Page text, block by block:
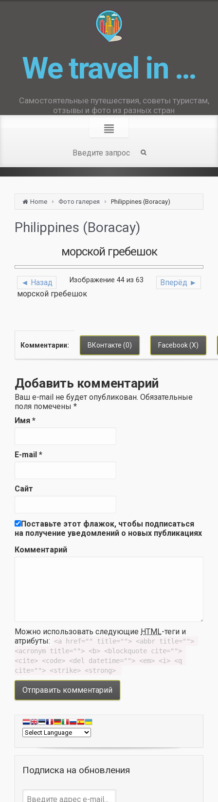
We travel in …
Самостоятельные путешествия, советы туристам,
отзывы и фото из разных стран
Home Фото галерея Philippines (Boracay)
Philippines (Boracay)
морской гребешок
◄ Назад Вперёд ►
Изображение 44 из 63
морской гребешок
Комментарии: ВКонтакте (0) Facebook (X)
Добавить комментарий
Ваш e-mail не будет опубликован. Обязательные
поля помечены *
Имя *
E-mail *
Сайт
Поставьте этот флажок, чтобы подписаться
на получение уведомлений о новых публикациях
Комментарий
Можно использовать следующие HTML-теги и
атрибуты: <a href="" title=""> <abbr title="">
<acronym title=""> <b> <blockquote cite="">
<cite> <code> <del datetime=""> <em> <i> <q
cite=""> <strike> <strong>
Подписка на обновления